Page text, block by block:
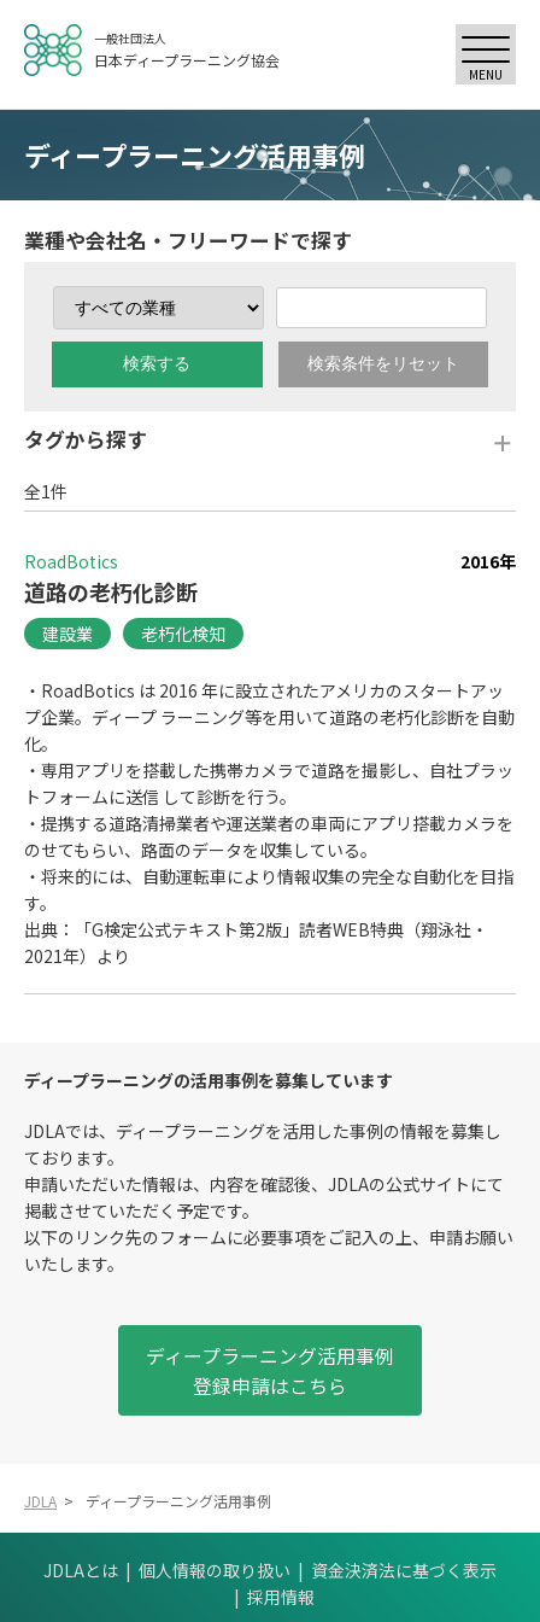
一般社団法人
日本ディープラーニング協会
MENU
ディープラーニング活用事例
業種や会社名・フリーワードで探す
タグから探す
# カテゴリー分類
# パーソナルカラー判断
# マーケティング
# 保険証券自動分析
# 問合せ応答
# 学力診断
# 流入量予測
# 漁業支援
# 肌状態予測
# 自動翻訳
# 診断支援
# 配置最適化
# 銃声検知
# 類似商品画像検知
# 類似物件検知
# 食事画像認識
全1件
2016年
RoadBotics
道路の老朽化診断
建設業 老朽化検知
・RoadBotics は 2016 年に設立されたアメリカのスタートアッ
プ企業。ディープ ラーニング等を用いて道路の老朽化診断を自動
化。
・専用アプリを搭載した携帯カメラで道路を撮影し、自社プラッ
トフォームに送信 して診断を行う。
・提携する道路清掃業者や運送業者の車両にアプリ搭載カメラを
のせてもらい、路面のデータを収集している。
・将来的には、自動運転車により情報収集の完全な自動化を目指
す。
出典：「G検定公式テキスト第2版」読者WEB特典（翔泳社・
2021年）より
ディープラーニングの活用事例を募集しています
JDLAでは、ディープラーニングを活用した事例の情報を募集し
ております。
申請いただいた情報は、内容を確認後、JDLAの公式サイトにて
掲載させていただく予定です。
以下のリンク先のフォームに必要事項をご記入の上、申請お願い
いたします。
ディープラーニング活用事例
登録申請はこちら
JDLA > ディープラーニング活用事例
JDLAとは 個人情報の取り扱い
資金決済法に基づく表示
採用情報